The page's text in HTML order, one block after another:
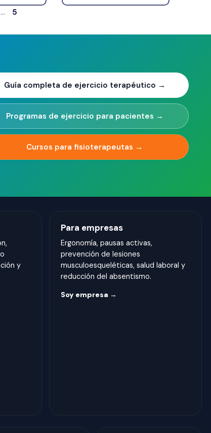
… 5
Guía completa de ejercicio terapéutico →
Programas de ejercicio para pacientes →
Cursos para fisioterapeutas →
y
Para empresas
Ergonomía, pausas activas,
prevención de lesiones
musculoesqueléticas, salud laboral y
reducción del absentismo.
Soy empresa →